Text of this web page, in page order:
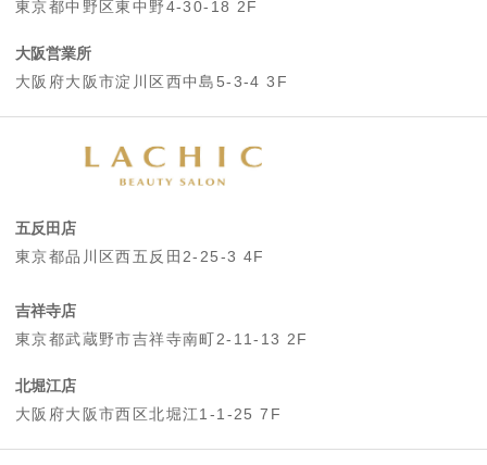
東京都中野区東中野4-30-18 2F
大阪営業所
大阪府大阪市淀川区西中島5-3-4 3F
五反田店
東京都品川区西五反田2-25-3 4F
吉祥寺店
東京都武蔵野市吉祥寺南町2-11-13 2F
北堀江店
大阪府大阪市西区北堀江1-1-25 7F